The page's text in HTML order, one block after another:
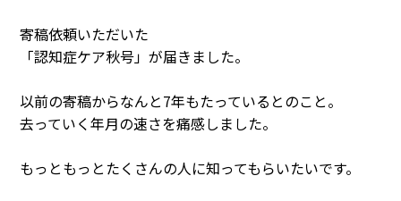
寄稿依頼いただいた
「認知症ケア秋号」が届きました。
以前の寄稿からなんと7年もたっているとのこと。
去っていく年月の速さを痛感しました。
もっともっとたくさんの人に知ってもらいたいです。